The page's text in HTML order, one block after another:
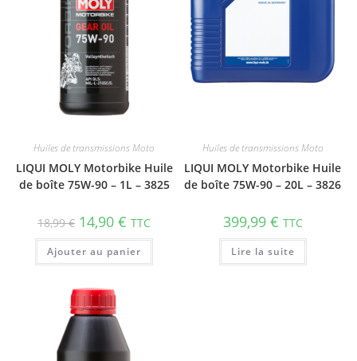
Huiles de transmissions Moto
LIQUI MOLY Motorbike Huile
de boîte 75W-90 – 1L – 3825
18,99€ 14,90€ TTC
Ajouter au panier
Huiles de transmissions Moto
LIQUI MOLY Motorbike Huile
de boîte 75W-90 – 20L – 3826
399,99 € TTC
Lire la suite